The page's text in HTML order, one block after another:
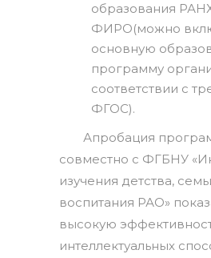
образования
ФИРО(можно
основную
программу
соответствии с
ФГОС).
Апробация
совместно с ФГБНУ
изучения детства,
воспитания РАО»
высокую
интеллектуальных